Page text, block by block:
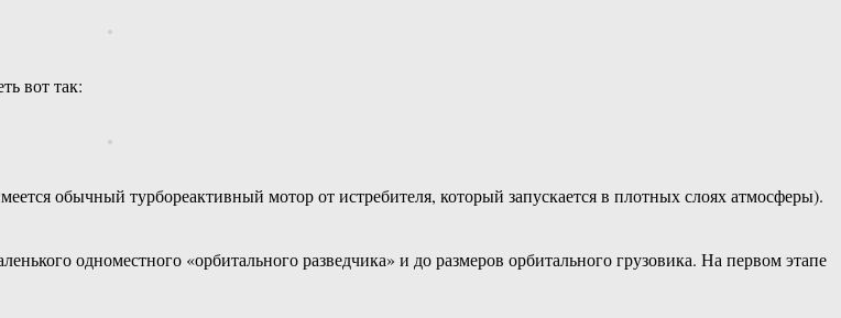
вот так:
обычный турбореактивный мотор от истребителя, который запускается в плотных слоях атмосферы).
одноместного «орбитального разведчика» и до размеров орбитального грузовика. На первом этапе